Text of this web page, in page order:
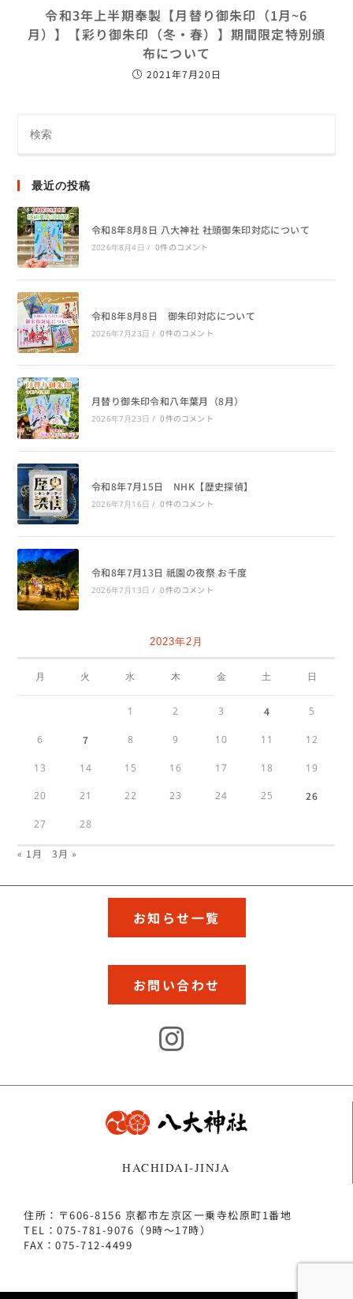
令和3年上半期奉製【月替り御朱印（1月~6
月）】【彩り御朱印（冬・春）】期間限定特別頒
布について
2021年7月20日
最近の投稿
令和8年8月8日 八大神社 社頭御朱印対応について
2026年8月4日 / 0件のコメント
令和8年8月8日 御朱印対応について
2026年7月23日 / 0件のコメント
月替り御朱印令和八年葉月（8月）
2026年7月23日 / 0件のコメント
令和8年7月15日 NHK【歴史探偵】
2026年7月16日 / 0件のコメント
令和8年7月13日 祇園の夜祭 お千度
2026年7月13日 / 0件のコメント
2023年2月
月 火 水 木 金 土 日
1 2 3 4 5
6 7 8 9 10 11 12
13 14 15 16 17 18 19
20 21 22 23 24 25 26
27 28
« 1月 3月 »
お知らせ一覧
お問い合わせ
HACHIDAI-JINJA
住所：〒606-8156 京都市左京区一乗寺松原町1番地
TEL：075-781-9076（9時～17時）
FAX：075-712-4499